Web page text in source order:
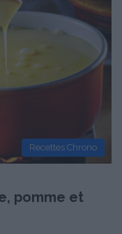
Recettes Chrono
pomme et